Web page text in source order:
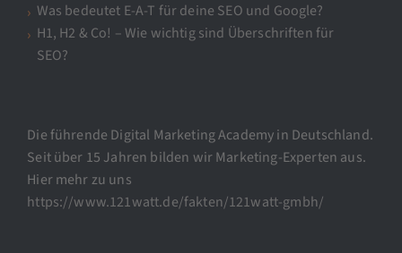
Was bedeutet E-A-T für deine SEO und Google?
H1, H2 & Co! – Wie wichtig sind Überschriften für
SEO?
Die führende Digital Marketing Academy in Deutschland.
Seit über 15 Jahren bilden wir Marketing-Experten aus.
Hier mehr zu uns
https://www.121watt.de/fakten/121watt-gmbh/